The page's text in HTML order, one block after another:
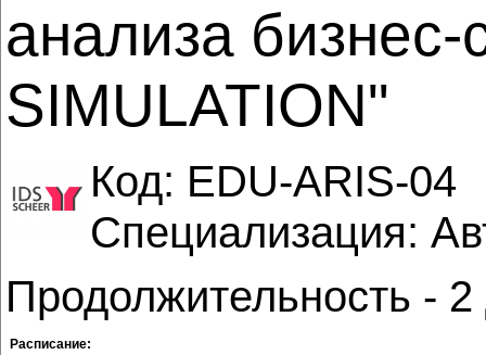
анализа
SIMULATION"
Код: EDU-ARIS-04
Специализация:
Продолжительность - 2
Расписание: